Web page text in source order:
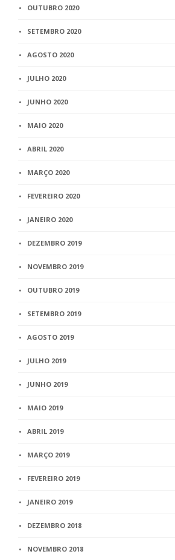
OUTUBRO 2020
SETEMBRO 2020
AGOSTO 2020
JULHO 2020
JUNHO 2020
MAIO 2020
ABRIL 2020
MARÇO 2020
FEVEREIRO 2020
JANEIRO 2020
DEZEMBRO 2019
NOVEMBRO 2019
OUTUBRO 2019
SETEMBRO 2019
AGOSTO 2019
JULHO 2019
JUNHO 2019
MAIO 2019
ABRIL 2019
MARÇO 2019
FEVEREIRO 2019
JANEIRO 2019
DEZEMBRO 2018
NOVEMBRO 2018